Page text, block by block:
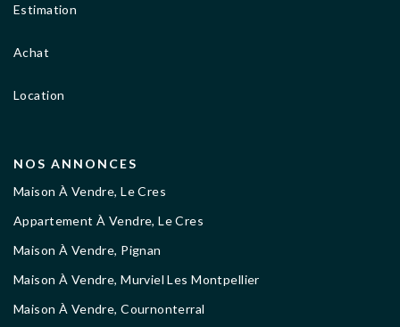
Estimation
Achat
Location
NOS ANNONCES
Maison À Vendre, Le Cres
Appartement À Vendre, Le Cres
Maison À Vendre, Pignan
Maison À Vendre, Murviel Les Montpellier
Maison À Vendre, Cournonterral